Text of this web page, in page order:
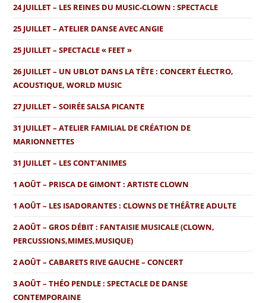
24 JUILLET – LES REINES DU MUSIC-CLOWN : SPECTACLE
25 JUILLET – ATELIER DANSE AVEC ANGIE
25 JUILLET – SPECTACLE « FEET »
26 JUILLET – UN UBLOT DANS LA TÊTE : CONCERT ÉLECTRO,
ACOUSTIQUE, WORLD MUSIC
27 JUILLET – SOIRÉE SALSA PICANTE
31 JUILLET – ATELIER FAMILIAL DE CRÉATION DE
MARIONNETTES
31 JUILLET – LES CONT'ANIMES
1 AOÛT – PRISCA DE GIMONT : ARTISTE CLOWN
1 AOÛT – LES ISADORANTES : CLOWNS DE THÉÂTRE ADULTE
2 AOÛT – GROS DÉBIT : FANTAISIE MUSICALE (CLOWN,
PERCUSSIONS,MIMES,MUSIQUE)
2 AOÛT – CABARETS RIVE GAUCHE – CONCERT
3 AOÛT – THÉO PENDLE : SPECTACLE DE DANSE
CONTEMPORAINE